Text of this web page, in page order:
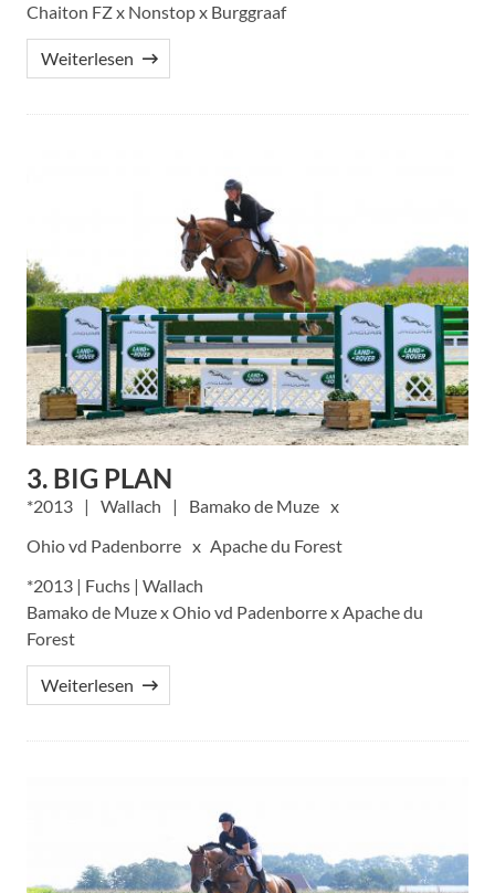
Chaiton FZ x Nonstop x Burggraaf
Weiterlesen
3. BIG PLAN
2013 Wallach
Bamako de Muze
Ohio vd Padenborre
Apache du Forest
*2013 | Fuchs | Wallach
Bamako de Muze x Ohio vd Padenborre x Apache du
Forest
Weiterlesen